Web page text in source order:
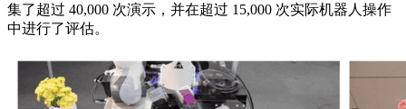
集了超过 40,000 次演示，并在超过 15,000 次实际机器人操作
中进行了评估。